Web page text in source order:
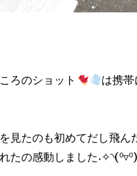
ろのショット
は携
見たのも初めてだし飛ん
たの感動しました